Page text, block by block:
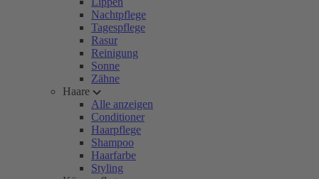
Nachtpflege
Tagespflege
Rasur
Reinigung
Sonne
Zähne
Haare
Alle anzeigen
Conditioner
Haarpflege
Shampoo
Haarfarbe
Styling